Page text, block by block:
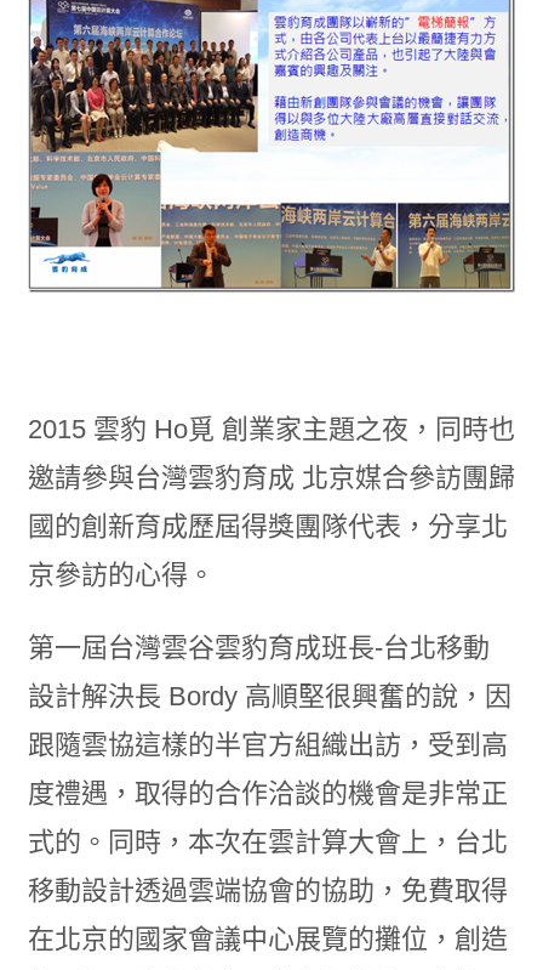
2015 雲豹 Ho覓 創業家主題之夜，同時也
邀請參與台灣雲豹育成 北京媒合參訪團歸
國的創新育成歷屆得獎團隊代表，分享北
京參訪的心得。
第一屆台灣雲谷雲豹育成班長-台北移動
設計解決長 Bordy 高順堅很興奮的說，因
跟隨雲協這樣的半官方組織出訪，受到高
度禮遇，取得的合作洽談的機會是非常正
式的。同時，本次在雲計算大會上，台北
移動設計透過雲端協會的協助，免費取得
在北京的國家會議中心展覽的攤位，創造